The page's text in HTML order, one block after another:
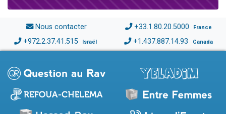
Nous contacter +33.1.80.20.5000 France
+972.2.37.41.515 Israël +1.437.887.14.93 Canada